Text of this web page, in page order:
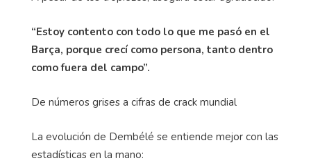
“Estoy contento con todo lo que me pasó en el
Barça, porque crecí como persona, tanto dentro
como fuera del campo”.
De números grises a cifras de crack mundial
La evolución de Dembélé se entiende mejor con las
estadísticas en la mano: